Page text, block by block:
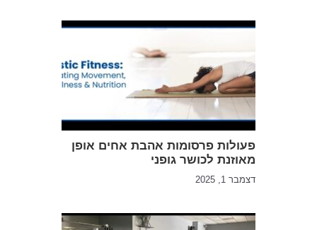
פעולות פרסומות אהבת אחים אופן
מאוזנת לכושר גופני
דצמבר 1, 2025